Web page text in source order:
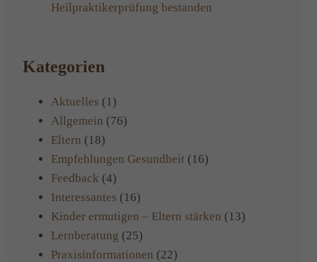
Heilpraktikerprüfung bestanden
Kategorien
Aktuelles (1)
Allgemein (76)
Eltern (18)
Empfehlungen Gesundheit (16)
Feedback (4)
Interessantes (16)
Kinder ermutigen – Eltern stärken (13)
Lernberatung (25)
Praxisinformationen (22)